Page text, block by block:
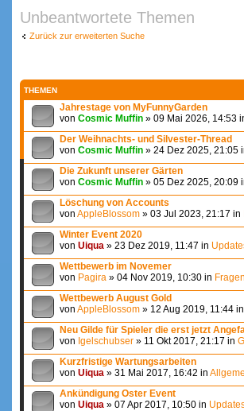
Unbeantwortete Themen
Zurück zur erweiterten Suche
THEMEN
Jahrestage von MyFunnyGarden
von Cosmic Muffin » 09 Mai 2026, 14:53
Der Weihnachts- und Silvester-Thread
von Cosmic Muffin » 24 Dez 2025, 21:05
Die Zukunft unserer Gärten
von Cosmic Muffin » 05 Dez 2025, 20:09
Löschung von Accounts
von AppleBlossom » 03 Jul 2023, 21:17 in
Winter Event 2020
von Uiqua » 23 Dez 2019, 11:47 in
Wettbewerb im Novemer
von Pagira » 04 Nov 2019, 10:30 in
Wettbewerb August Gold
von AppleBlossom » 12 Aug 2019, 11:44 in
Neu Gilde für Spieler die erst jetzt
von Igelschubser » 11 Okt 2017, 21:17 in
Kurzfristige Wartungsarbeiten
von Uiqua » 31 Mai 2017, 16:42 in
Ankündigung Oster Event
von Uiqua » 07 Apr 2017, 10:50 in